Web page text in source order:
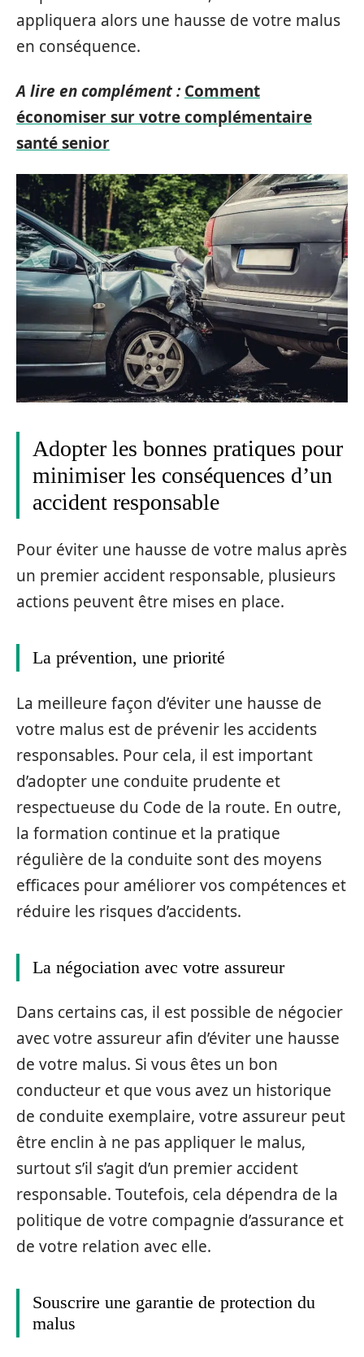
appliquera alors une hausse de votre malus
en conséquence.
A lire en complément : Comment
économiser sur votre complémentaire
santé senior
Adopter les bonnes pratiques pour
minimiser les conséquences d’un
accident responsable
Pour éviter une hausse de votre malus après
un premier accident responsable, plusieurs
actions peuvent être mises en place.
La prévention, une priorité
La meilleure façon d’éviter une hausse de
votre malus est de prévenir les accidents
responsables. Pour cela, il est important
d’adopter une conduite prudente et
respectueuse du Code de la route. En outre,
la formation continue et la pratique
régulière de la conduite sont des moyens
efficaces pour améliorer vos compétences et
réduire les risques d’accidents.
La négociation avec votre assureur
Dans certains cas, il est possible de négocier
avec votre assureur afin d’éviter une hausse
de votre malus. Si vous êtes un bon
conducteur et que vous avez un historique
de conduite exemplaire, votre assureur peut
être enclin à ne pas appliquer le malus,
surtout s’il s’agit d’un premier accident
responsable. Toutefois, cela dépendra de la
politique de votre compagnie d’assurance et
de votre relation avec elle.
Souscrire une garantie de protection du
malus